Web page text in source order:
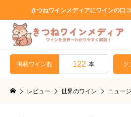
きつねワインメディアにワインの口
掲載ワイン数 122 本 ク
レビュー 世界のワイン ニュー